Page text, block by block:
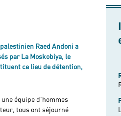
Raed Andoni a
par La Moskobiya, le
ce lieu de détention,
équipe d’hommes
tous ont séjourné